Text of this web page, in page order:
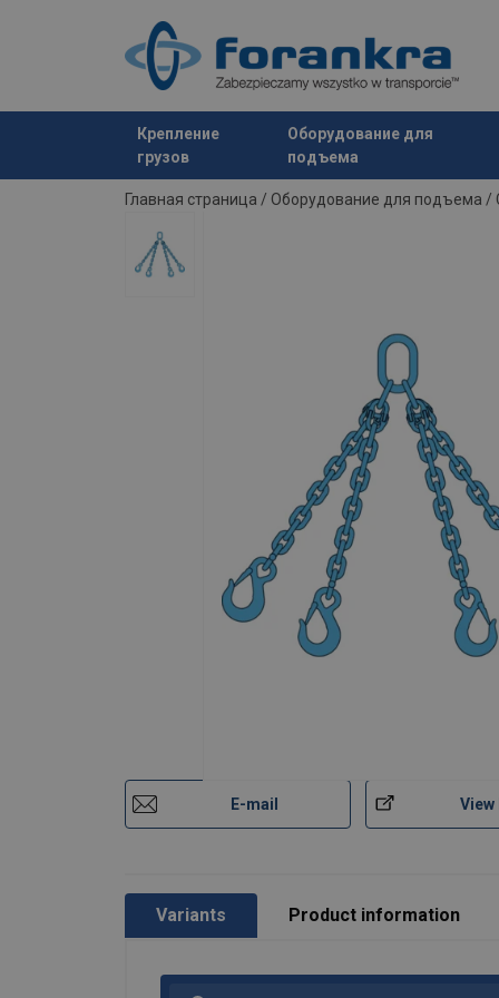
Крепление
грузов
Оборудование для
подъема
Продукт добавлен в ваш запрос
Главная страница / Оборудование для подъема /
E-mail View
Variants Product information
Temperature range:
Warning:
Safety factor: